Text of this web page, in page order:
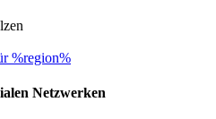
Netzwerken